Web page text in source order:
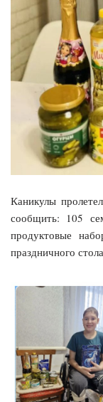
Каникулы
сообщить: 105
продуктовые
праздничного